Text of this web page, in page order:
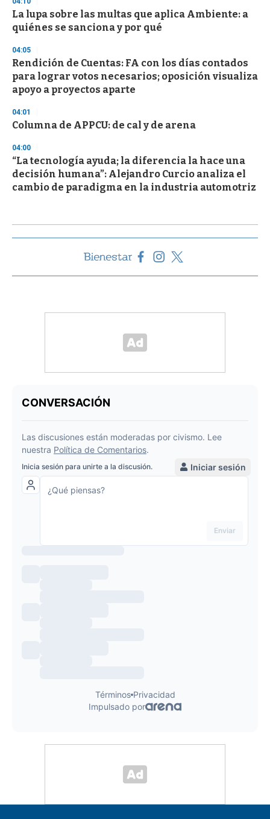
La lupa sobre las multas que aplica Ambiente: a
quiénes se sanciona y por qué
04:05
Rendición de Cuentas: FA con los días contados
para lograr votos necesarios; oposición visualiza
apoyo a proyectos aparte
04:01
Columna de APPCU: de cal y de arena
04:00
“La tecnología ayuda; la diferencia la hace una
decisión humana”: Alejandro Curcio analiza el
cambio de paradigma en la industria automotriz